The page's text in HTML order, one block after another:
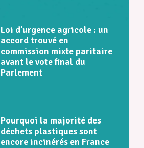
Loi d’urgence agricole : un
accord trouvé en
commission mixte paritaire
avant le vote final du
Parlement
Pourquoi la majorité des
déchets plastiques sont
encore incinérés en France